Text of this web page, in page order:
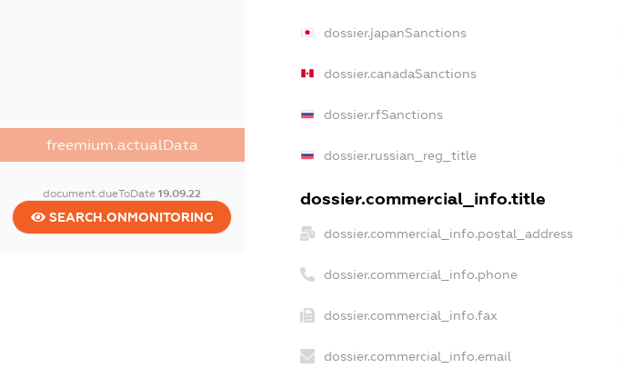
freemium.actualData
document.dueToDate19.09.22
SEARCH.ONMONITORING
dossier.japanSanctions
dossier.canadaSanctions
dossier.rfSanctions
dossier.russian_reg_title
dossier.commercial_info.title
dossier.commercial_info.postal_address
dossier.commercial_info.phone
dossier.commercial_info.fax
dossier.commercial_info.email